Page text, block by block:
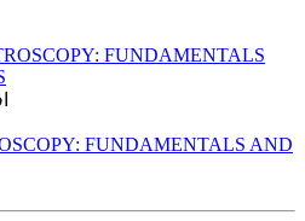
FUNDAMENTALS AND